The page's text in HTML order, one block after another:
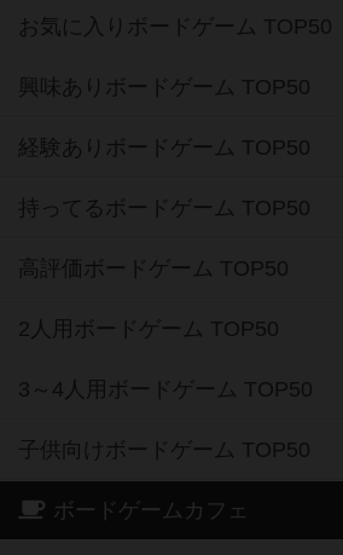
お気に入りボードゲーム TOP50
興味ありボードゲーム TOP50
経験ありボードゲーム TOP50
持ってるボードゲーム TOP50
高評価ボードゲーム TOP50
2人用ボードゲーム TOP50
3～4人用ボードゲーム TOP50
子供向けボードゲーム TOP50
ボードゲームカフェ